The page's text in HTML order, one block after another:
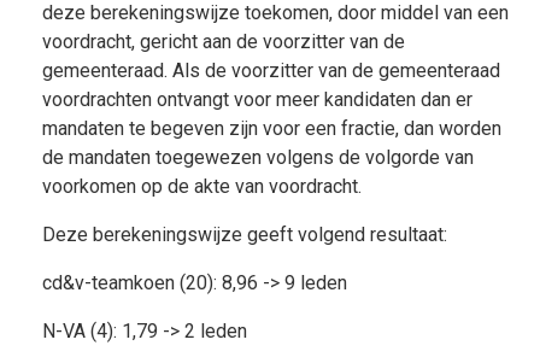
deze berekeningswijze toekomen, door middel van een
voordracht, gericht aan de voorzitter van de
gemeenteraad. Als de voorzitter van de gemeenteraad
voordrachten ontvangt voor meer kandidaten dan er
mandaten te begeven zijn voor een fractie, dan worden
de mandaten toegewezen volgens de volgorde van
voorkomen op de akte van voordracht.
Deze berekeningswijze geeft volgend resultaat:
cd&v-teamkoen (20): 8,96 -> 9 leden
N-VA (4): 1,79 -> 2 leden